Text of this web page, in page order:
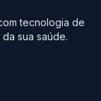
tecnologia de
sua saúde.